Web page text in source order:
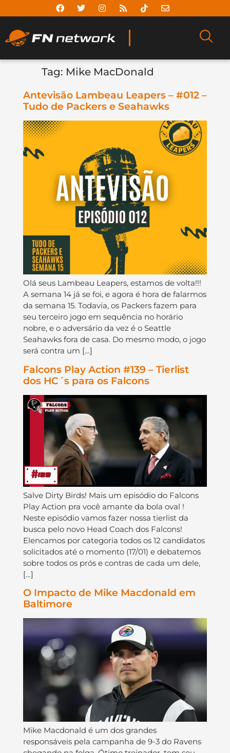
Tag: Mike MacDonald
Antevisão Lambeau Leapers – #012 –
Tudo de Packers e Seahawks
Olá seus Lambeau Leapers, estamos de volta!!!
A semana 14 já se foi, e agora é hora de falarmos
da semana 15. Todavia, os Packers fazem para
seu terceiro jogo em sequência no horário
nobre, e o adversário da vez é o Seattle
Seahawks fora de casa. Do mesmo modo, o jogo
será contra um […]
Falcons Play Action #139 – Tierlist
dos HC´s para os Falcons
Salve Dirty Birds! Mais um episódio do Falcons
Play Action pra você amante da bola oval !
Neste episódio vamos fazer nossa tierlist da
busca pelo novo Head Coach dos Falcons!
Elencamos por categoria todos os 12 candidatos
solicitados até o momento (17/01) e debatemos
sobre todos os prós e contras de cada um dele,
[…]
O Impacto de Mike Macdonald em
Baltimore
Mike Macdonald é um dos grandes
responsáveis pela campanha de 9-3 do Ravens